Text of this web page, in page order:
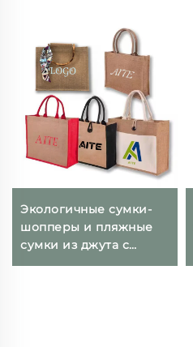
Экологичные сумки-
шопперы и пляжные
сумки из джута с